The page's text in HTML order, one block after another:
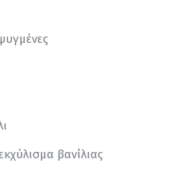
βανίλιας